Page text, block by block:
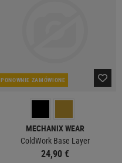
PONOWNIE ZAMÓWIONE
MECHANIX WEAR
ColdWork Base Layer
24,90 €